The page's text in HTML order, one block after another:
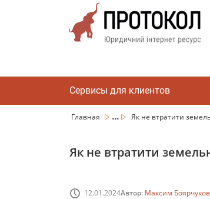
Сервисы для клиентов
Главная ... Як не втратити
Як не втратити
12.01.2024Автор: Максим